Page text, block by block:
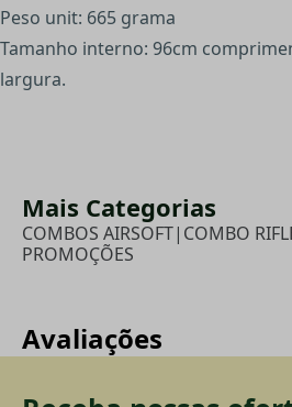
Peso unit: 665 grama
Tamanho interno: 96cm
largura.
Mais Categorias
COMBOS AIRSOFT| COMBO
PROMOÇÕES
Avaliações